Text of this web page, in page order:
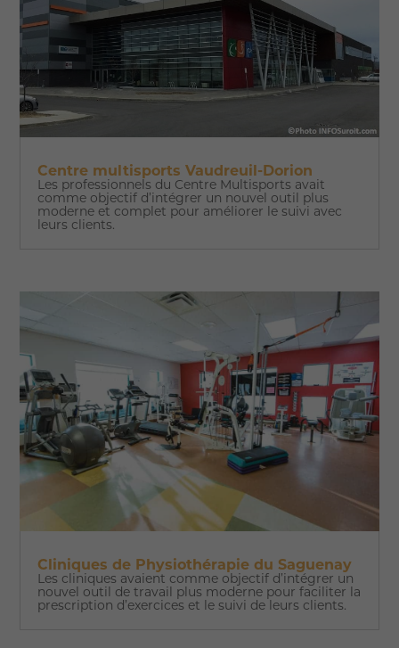
Centre multisports Vaudreuil-Dorion
Les professionnels du Centre Multisports avait
comme objectif d’intégrer un nouvel outil plus
moderne et complet pour améliorer le suivi avec
leurs clients.
Cliniques de Physiothérapie du Saguenay
Les cliniques avaient comme objectif d’intégrer un
nouvel outil de travail plus moderne pour faciliter la
prescription d’exercices et le suivi de leurs clients.